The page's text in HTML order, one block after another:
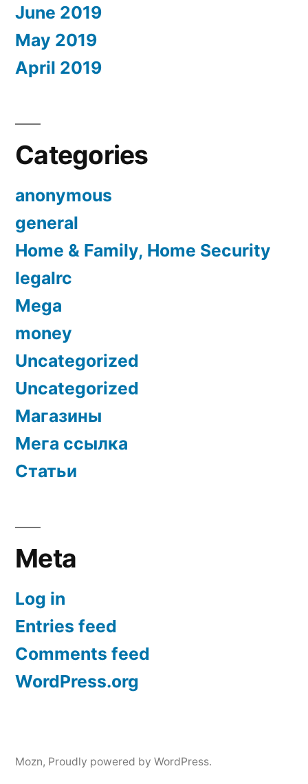
June 2019
May 2019
April 2019
Categories
anonymous
general
Home & Family, Home Security
legalrc
Mega
money
Uncategorized
Uncategorized
Магазины
Мега ссылка
Статьи
Meta
Log in
Entries feed
Comments feed
WordPress.org
Mozn, Proudly powered by WordPress.